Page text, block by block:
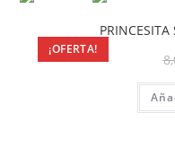
¡OFERTA!